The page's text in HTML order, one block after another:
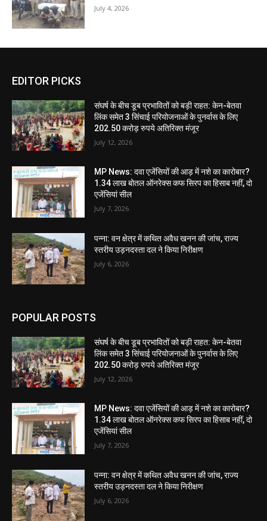
July 4, 2026
EDITOR PICKS
संघर्ष के बीच डूब प्रभावितों को बड़ी राहत: केन-बेतवा
लिंक समेत 3 सिंचाई परियोजनाओं के पुनर्वास के लिए
202.50 करोड़ रुपये अतिरिक्त मंजूर
July 12, 2026
MP News: दवा एजेंसियों की आड़ में नशे का कारोबार?
1.34 लाख बोतल ऑनरेक्स कफ सिरप का हिसाब नहीं, दो
एजेंसियां सील
July 7, 2026
पन्ना: वन क्षेत्र में कथित अवैध खनन की जांच, राज्य
स्तरीय उड़नदस्ता दल ने किया निरीक्षण
July 6, 2026
POPULAR POSTS
संघर्ष के बीच डूब प्रभावितों को बड़ी राहत: केन-बेतवा
लिंक समेत 3 सिंचाई परियोजनाओं के पुनर्वास के लिए
202.50 करोड़ रुपये अतिरिक्त मंजूर
July 12, 2026
MP News: दवा एजेंसियों की आड़ में नशे का कारोबार?
1.34 लाख बोतल ऑनरेक्स कफ सिरप का हिसाब नहीं, दो
एजेंसियां सील
July 7, 2026
पन्ना: वन क्षेत्र में कथित अवैध खनन की जांच, राज्य
स्तरीय उड़नदस्ता दल ने किया निरीक्षण
July 6, 2026